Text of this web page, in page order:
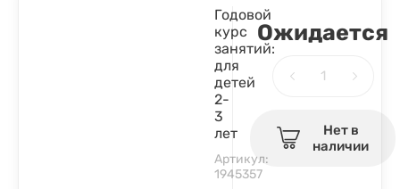
Годовой
курс
занятий:
для
детей
2-
3
лет
Артикул:
1945357
Ожидается
Нет в
наличии